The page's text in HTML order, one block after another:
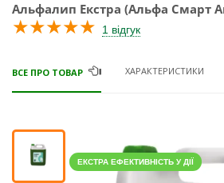
Категорії
Щоденник
Відгуки
Альфалип Екстра (Альфа Смарт
★★★★★ 1 відгук
ВСЕ ПРО ТОВАР ХАРАКТЕРИСТИКИ
ЕКСТРА ЕФЕКТИВНІСТЬ У ДІЇ